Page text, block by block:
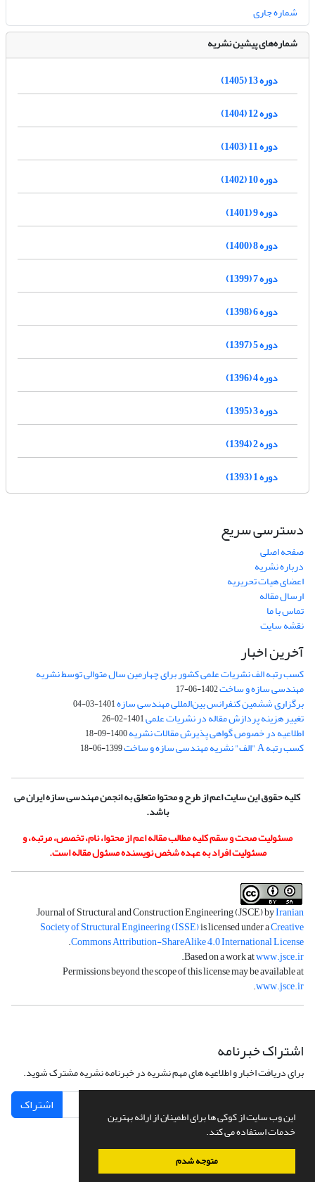
این وب سایت از کوکی ها برای اطمینان از ارائه بهترین
خدمات استفاده می کند.
متوجه شدم
شماره جاری
شماره‌های پیشین نشریه
دوره 13 (1405)
دوره 12 (1404)
دوره 11 (1403)
دوره 10 (1402)
دوره 9 (1401)
دوره 8 (1400)
دوره 7 (1399)
دوره 6 (1398)
دوره 5 (1397)
دوره 4 (1396)
دوره 3 (1395)
دوره 2 (1394)
دوره 1 (1393)
دسترسی سریع
صفحه اصلی
درباره نشریه
اعضای هیات تحریریه
ارسال مقاله
تماس با ما
نقشه سایت
آخرین اخبار
کسب رتبه الف نشریات علمی کشور برای چهارمین سال متوالی توسط نشریه
مهندسی سازه و ساخت1402-06-17
برگزاری ششمین کنفرانس بین‌المللی مهندسی سازه1401-03-04
تغییر هزینه پردازش مقاله در نشریات علمی1401-02-26
اطلاعیه در خصوص گواهی پذیرش مقالات نشریه1400-09-18
کسب رتبه A "الف" نشریه مهندسی سازه و ساخت 1399-06-18
کلیه حقوق این سایت اعم از طرح و محتوا متعلق به انجمن مهندسی سازه ایران می
باشد.
مسئولیت صحت و سقم کلیه مطالب مقاله اعم از محتوا، نام، تخصص، مرتبه، و
مسئولیت افراد به عهده شخص نویسنده مسئول مقاله است.
Journal of Structural and Construction Engineering (JSCE) byIranian
Society of Structural Engineering (ISSE)is licensed under aCreative
Commons Attribution-ShareAlike 4.0 International License
.
Based on a work atwww.jsce.ir
.
Permissions beyond the scope of this license may be available at
www.jsce.ir
.
اشتراک خبرنامه
برای دریافت اخبار و اطلاعیه های مهم نشریه در خبرنامه نشریه مشترک شوید.
اشتراک
سامانه مدیریت نشریات علمی.طراحی و پیاده سازی ازسیناوب